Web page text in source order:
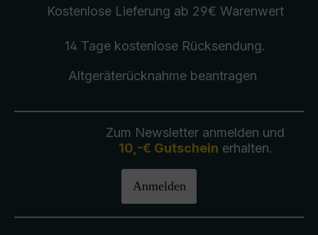
Kostenlose Lieferung ab 29€ Warenwert
14 Tage kostenlose Rücksendung.
Altgeräterücknahmebeantragen
Zum Newsletter anmelden und
10,-€ Gutschein erhalten.
Anmelden